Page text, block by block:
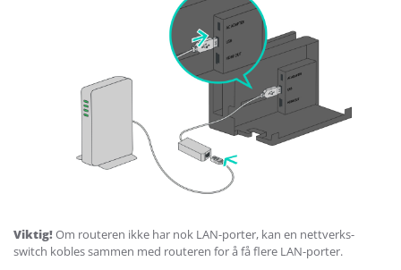
Viktig!Om routeren ikke har nok LAN-porter, kan en nettverks-
switch kobles sammen med routeren for å få flere LAN-porter.